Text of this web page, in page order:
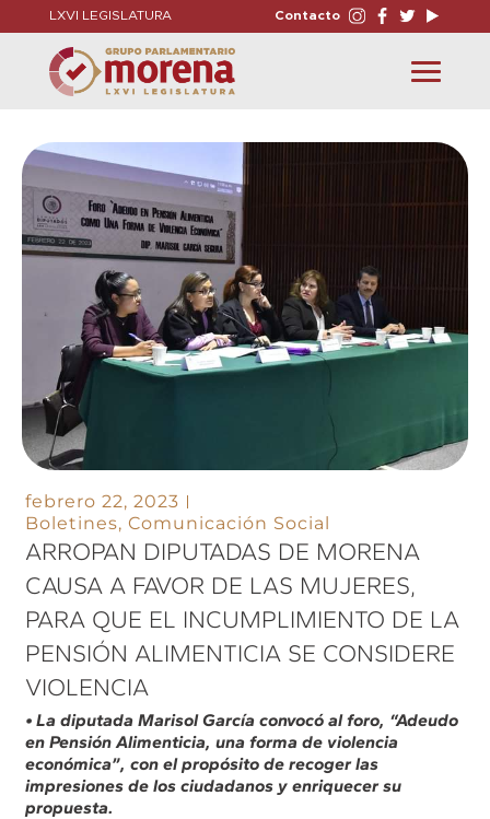
LXVI LEGISLATURA Contacto
Toggle
navigation
febrero 22, 2023
Boletines,Comunicación Social
ARROPAN DIPUTADAS DE MORENA
CAUSA A FAVOR DE LAS MUJERES,
PARA QUE EL INCUMPLIMIENTO DE LA
PENSIÓN ALIMENTICIA SE CONSIDERE
VIOLENCIA
• La diputada Marisol García convocó al foro, “Adeudo
en Pensión Alimenticia, una forma de violencia
económica”, con el propósito de recoger las
impresiones de los ciudadanos y enriquecer su
propuesta.